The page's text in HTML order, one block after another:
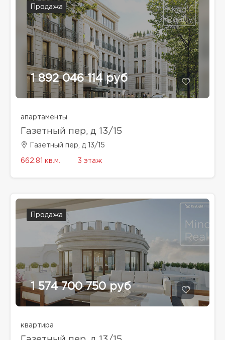
Продажа
1 892 046 114 руб
апартаменты
Газетный пер, д 13/15
Газетный пер, д 13/15
662.81 кв.м. 3 этаж
Продажа
1 574 700 750 руб
квартира